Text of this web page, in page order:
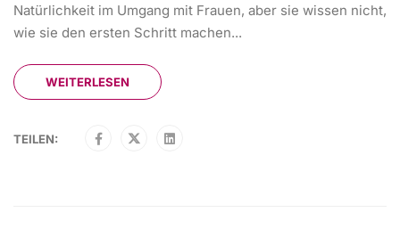
Natürlichkeit im Umgang mit Frauen, aber sie wissen nicht,
wie sie den ersten Schritt machen...
WEITERLESEN
TEILEN: